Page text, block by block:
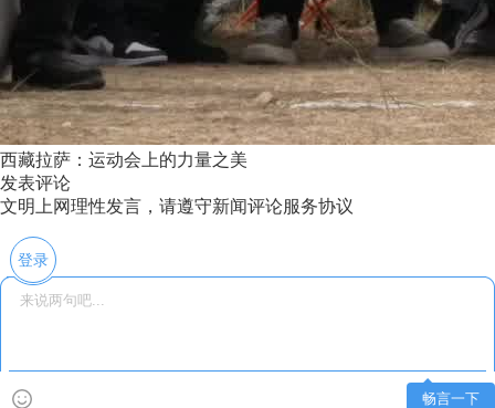
西藏拉萨：运动会上的力量之美
发表评论
文明上网理性发言，请遵守新闻评论服务协议
登录
畅言一下